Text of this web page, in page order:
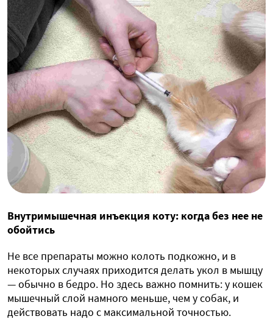
Внутримышечная инъекция коту: когда без нее не
обойтись
Не все препараты можно колоть подкожно, и в
некоторых случаях приходится делать укол в мышцу
— обычно в бедро. Но здесь важно помнить: у кошек
мышечный слой намного меньше, чем у собак, и
действовать надо с максимальной точностью.